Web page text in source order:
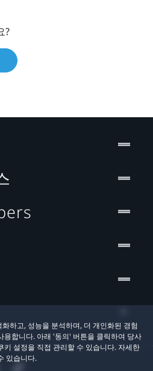
?
하고, 성능을 분석하며, 더 개인화된 경험
용합니다. 아래 '동의' 버튼을 클릭하여 당사
키 설정을 직접 관리할 수 있습니다. 자세한
있습니다.